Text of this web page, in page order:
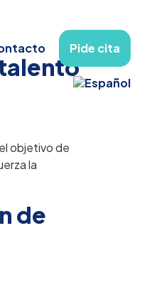
Pide cita
objetivo de
la
de